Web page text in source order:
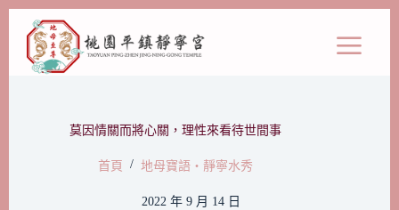
莫因情關而將心關，理性來看待世間事
首頁 / 地母寶語‧靜寧水秀
2022 年 9 月 14 日